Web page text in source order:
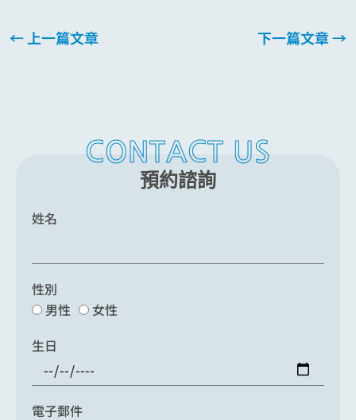
←上一篇文章 下一篇文章→
CONTACT US
預約諮詢
姓名
性別
男性
女性
生日
電子郵件